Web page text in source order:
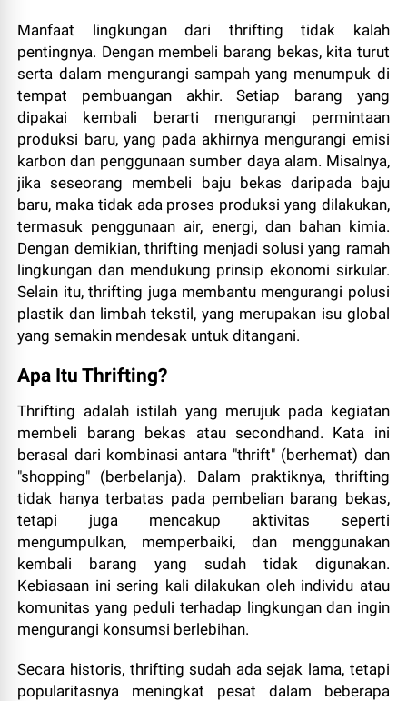
Manfaat lingkungan dari thrifting tidak kalah
pentingnya. Dengan membeli barang bekas, kita turut
serta dalam mengurangi sampah yang menumpuk di
tempat pembuangan akhir. Setiap barang yang
dipakai kembali berarti mengurangi permintaan
produksi baru, yang pada akhirnya mengurangi emisi
karbon dan penggunaan sumber daya alam. Misalnya,
jika seseorang membeli baju bekas daripada baju
baru, maka tidak ada proses produksi yang dilakukan,
termasuk penggunaan air, energi, dan bahan kimia.
Dengan demikian, thrifting menjadi solusi yang ramah
lingkungan dan mendukung prinsip ekonomi sirkular.
Selain itu, thrifting juga membantu mengurangi polusi
plastik dan limbah tekstil, yang merupakan isu global
yang semakin mendesak untuk ditangani.
Apa Itu Thrifting?
Thrifting adalah istilah yang merujuk pada kegiatan
membeli barang bekas atau secondhand. Kata ini
berasal dari kombinasi antara "thrift" (berhemat) dan
"shopping" (berbelanja). Dalam praktiknya, thrifting
tidak hanya terbatas pada pembelian barang bekas,
tetapi juga mencakup aktivitas seperti
mengumpulkan, memperbaiki, dan menggunakan
kembali barang yang sudah tidak digunakan.
Kebiasaan ini sering kali dilakukan oleh individu atau
komunitas yang peduli terhadap lingkungan dan ingin
mengurangi konsumsi berlebihan.
Secara historis, thrifting sudah ada sejak lama, tetapi
popularitasnya meningkat pesat dalam beberapa